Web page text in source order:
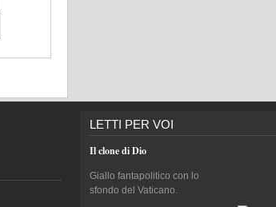
LETTI PER VOI
Il clone di Dio
Giallo fantapolitico con lo
sfondo del Vaticano.